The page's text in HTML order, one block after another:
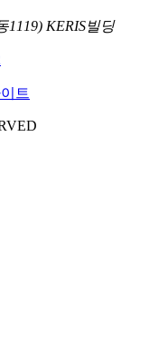
1119) KERIS빌딩